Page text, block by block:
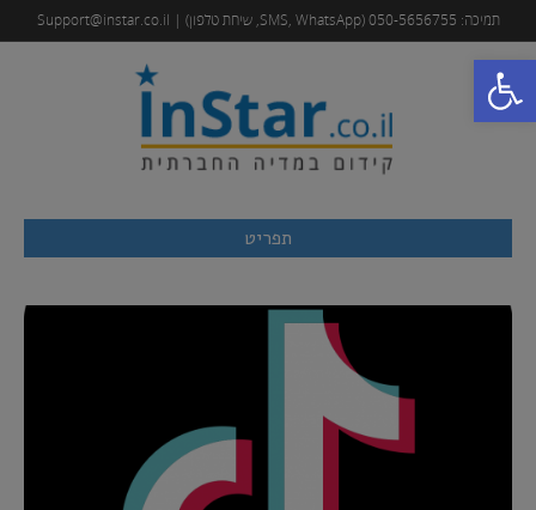
פתח סרגל נגישות
תמיכה: 050-5656755 (SMS, WhatsApp, שיחת טלפון) | Support@instar.co.il
תפריט